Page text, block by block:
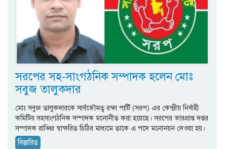
সরপের সহ-সাংগঠনিক সম্পাদক হলেন মোঃ
সবুজ তালুকদার
মোঃ সবুজ তালুকদারকে সার্বভৌমত্ব রক্ষা পার্টি (সরপ) এর কেন্দ্রীয় নির্বাহী
কমিটির সহসাংগঠনিক সম্পাদক মনোনীত করা হয়েছে। সরপের ভারপ্রাপ্ত দপ্তর
সম্পাদক রাব্বির স্বাক্ষরিত চিঠির মাধ্যমে তাকে এ পদে মনোনয়ন দেওয়া হয়।
বিস্তারিত